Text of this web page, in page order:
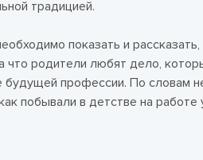
традицией.
показать и
что родители любят дело,
профессии. По словам
побывали в детстве на